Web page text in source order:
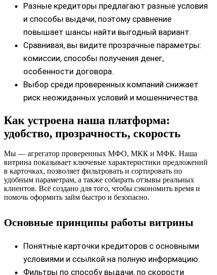
Разные кредиторы предлагают разные условия
и способы выдачи, поэтому сравнение
повышает шансы найти выгодный вариант.
Сравнивая, вы видите прозрачные параметры:
комиссии, способы получения денег,
особенности договора.
Выбор среди проверенных компаний снижает
риск неожиданных условий и мошенничества.
Как устроена наша платформа:
удобство, прозрачность, скорость
Мы — агрегатор проверенных МФО, МКК и МФК. Наша
витрина показывает ключевые характеристики предложений
в карточках, позволяет фильтровать и сортировать по
удобным параметрам, а также собирать отзывы реальных
клиентов. Всё создано для того, чтобы сэкономить время и
помочь оформить займ быстро и безопасно.
Основные принципы работы витрины
Понятные карточки кредиторов с основными
условиями и ссылкой на полную информацию.
Фильтры по способу выдачи, по скорости